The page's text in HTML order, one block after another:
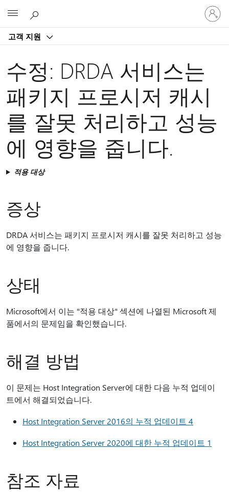
고객 지원
귀
하
계
그
인
수정: DRDA 서비스는
패키지 프로시저 캐시
를 잘못 처리하고 성능
에 영향을 줍니다.
적용 대상
증상
DRDA 서비스는 패키지 프로시저 캐시를 잘못 처리하고 성능
에 영향을 줍니다.
상태
Microsoft에서 이는 "적용 대상" 섹션에 나열된 Microsoft 제
품에서의 문제임을 확인했습니다.
해결 방법
이 문제는 Host Integration Server에 대한 다음 누적 업데이
트에서 해결되었습니다.
Host Integration Server 2016의 누적 업데이트 4
Host Integration Server 2020에 대한 누적 업데이트 1
참조 자료